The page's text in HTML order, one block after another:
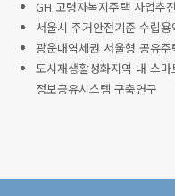
GH 고령자복지주택 사업추
서울시 주거안전기준 수립용
광운대역세권 서울형 공유
도시재생활성화지역 내 스
정보공유시스템 구축연구